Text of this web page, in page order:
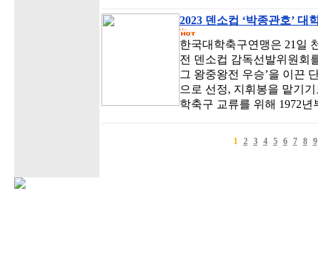
2023 덴소컵 ‘박종관호’
한국대학축구연맹은 21일
전 덴소컵 감독선발위원회
그 왕중왕전 우승’을 이끈
으로 선정, 지휘봉을 맡기
학축구 교류를 위해 1972
1 2 3 4 5 6 7 8 9